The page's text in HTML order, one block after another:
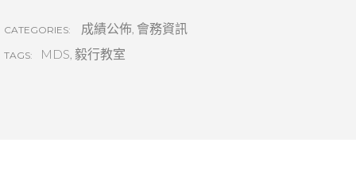
CATEGORIES: 成績公佈, 會務資訊
TAGS: MDS, 毅行教室